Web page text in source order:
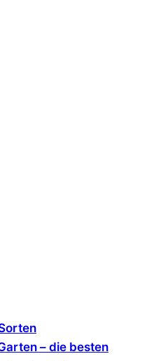
– die besten